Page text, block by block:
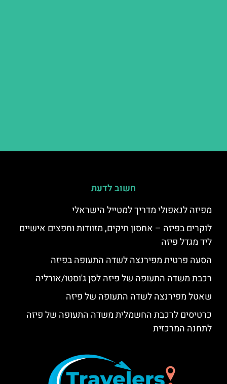
חשוב לדעת
מפיזה לנאפולי מדריך למטייל הישראלי
לוקרים בפיזה – אחסון תיקים, מזוודות וחפצים אישיים
ליד מגדל פיזה
הסעה פרטית מפירנצה לשדה התעופה בפיזה
רכבת משדה התעופה של פיזה לסן ג'וסטו/אורליה
שאטל מפירנצה לשדה התעופה של פיזה
כרטיסים לרכבת החשמלית משדה התעופה של פיזה
לתחנה המרכזית